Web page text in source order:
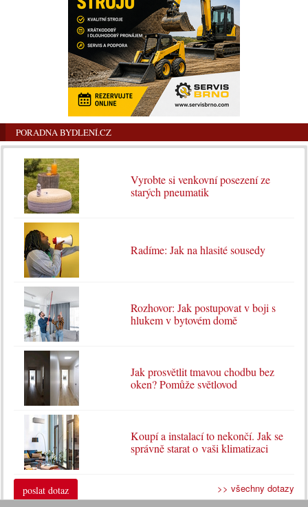
PORADNA BYDLENÍ.CZ
Vyrobte si venkovní posezení ze
starých pneumatik
Radíme: Jak na hlasité sousedy
Rozhovor: Jak postupovat v boji s
hlukem v bytovém domě
Jak prosvětlit tmavou chodbu bez
oken? Pomůže světlovod
Koupí a instalací to nekončí. Jak se
správně starat o vaši klimatizaci
poslat dotaz >> všechny dotazy